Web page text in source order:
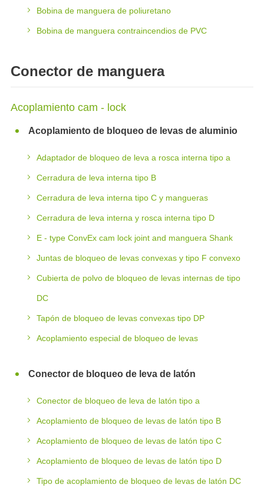
Bobina de manguera de poliuretano
Bobina de manguera contraincendios de PVC
Conector de manguera
Acoplamiento cam - lock
Acoplamiento de bloqueo de levas de aluminio
Adaptador de bloqueo de leva a rosca interna tipo a
Cerradura de leva interna tipo B
Cerradura de leva interna tipo C y mangueras
Cerradura de leva interna y rosca interna tipo D
E - type ConvEx cam lock joint and manguera Shank
Juntas de bloqueo de levas convexas y tipo F convexo
Cubierta de polvo de bloqueo de levas internas de tipo
DC
Tapón de bloqueo de levas convexas tipo DP
Acoplamiento especial de bloqueo de levas
Conector de bloqueo de leva de latón
Conector de bloqueo de leva de latón tipo a
Acoplamiento de bloqueo de levas de latón tipo B
Acoplamiento de bloqueo de levas de latón tipo C
Acoplamiento de bloqueo de levas de latón tipo D
Tipo de acoplamiento de bloqueo de levas de latón DC